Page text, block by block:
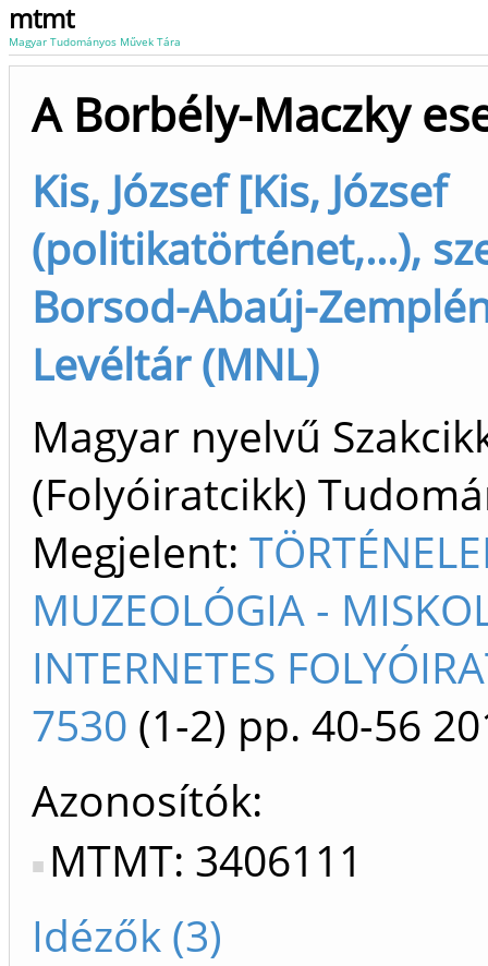
mtmt
Magyar Tudományos Művek Tára
A Borbély-Maczky
Kis, József [Kis, József
(politikatörténet,...),
Borsod-Abaúj-
Levéltár (MNL)
Magyar nyelvű
(Folyóiratcikk)
Megjelent:
MUZEOLÓGIA -
INTERNETES
7530 (1-2) pp. 40-56
Azonosítók
MTMT: 3406111
Idézők (3)